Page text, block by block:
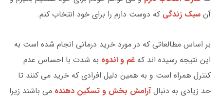
آن سبک زندگی که دوست دارم را برای خود انتخاب کنم.
بر اساس مطالعاتی که در مورد خرید درمانی انجام شده است به
این نتیجه رسیده اند که غم و اندوه به شدت با احساس عدم
کنترل همراه است و به همین دلیل افرادی که خرید می کنند تا
حد زیادی به دنبال آرامش بخش و تسکین دهنده می باشند زیرا